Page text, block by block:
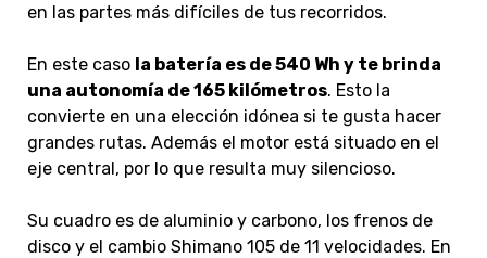
en las partes más difíciles de tus recorridos.
En este caso la batería es de 540 Wh y te brinda
una autonomía de 165 kilómetros. Esto la
convierte en una elección idónea si te gusta hacer
grandes rutas. Además el motor está situado en el
eje central, por lo que resulta muy silencioso.
Su cuadro es de aluminio y carbono, los frenos de
disco y el cambio Shimano 105 de 11 velocidades. En